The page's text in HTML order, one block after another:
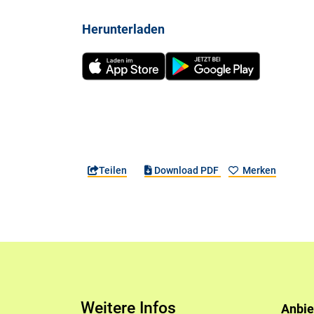
Herunterladen
Teilen Download PDF Merken
Weitere Infos